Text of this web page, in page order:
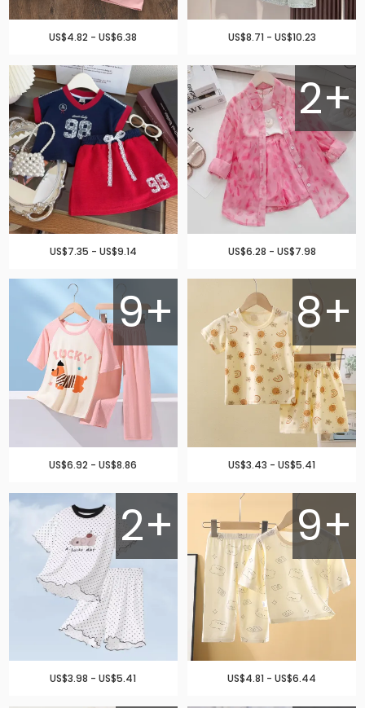
US$8.71 - US$10.23
US$4.82 - US$6.38
2+
US$6.28 - US$7.98
US$7.35 - US$9.14
8+
US$3.43 - US$5.41
9+
US$6.92 - US$8.86
9+
US$4.81 - US$6.44
2+
US$3.98 - US$5.41